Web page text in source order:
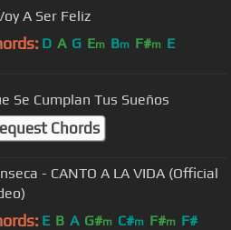
A Ser Feliz
D A G Em Bm F#m E
Se Cumplan Tus Sueños
Chords
- CANTO A LA VIDA (Official
E B A G#m C#m F#m F#